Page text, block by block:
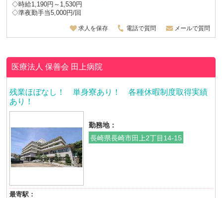
◇時給1,190円～1,530円
◇準夜勤手当5,000円/回
求人を保存 電話で質問 メールで質問
医療法人 保善会 田上病院
残業ほぼなし！ 単身寮あり！ 各種休暇制度取得実績
あり！
勤務地：
長崎県長崎市田上2丁目14-15
最寄駅：